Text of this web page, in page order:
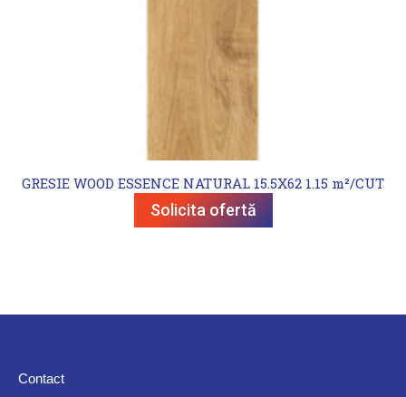
GRESIE WOOD ESSENCE NATURAL 15.5X62 1.15 m²/CUT
Solicita ofertă
Contact